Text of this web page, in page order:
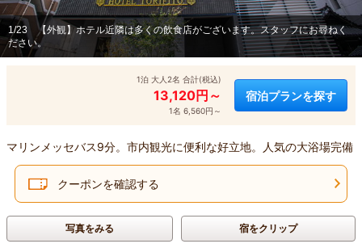
1/23
【外観】ホテル近隣は多くの飲食店がございます。スタッフにお尋ねく
ださい。
1泊 大人2名 合計(税込)
13,120円～
1名 6,560円～
宿泊プランを探す
マリンメッセバス9分。市内観光に便利な好立地。人気の大浴場完備
クーポンを確認する
写真をみる 宿をクリップ